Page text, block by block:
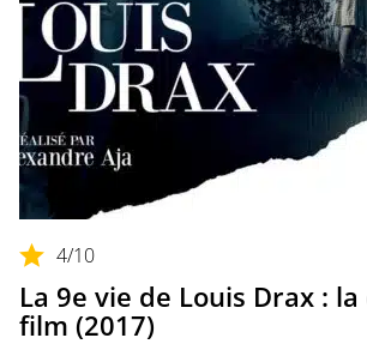
4/10
La 9e vie de Louis Drax :
film (2017)